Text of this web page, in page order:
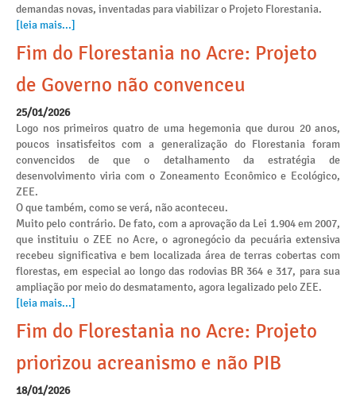
demandas novas, inventadas para viabilizar o Projeto Florestania.
[leia mais...]
Fim do Florestania no Acre: Projeto
de Governo não convenceu
25/01/2026
Logo nos primeiros quatro de uma hegemonia que durou 20 anos,
poucos insatisfeitos com a generalização do Florestania foram
convencidos de que o detalhamento da estratégia de
desenvolvimento viria com o Zoneamento Econômico e Ecológico,
ZEE.
O que também, como se verá, não aconteceu.
Muito pelo contrário. De fato, com a aprovação da Lei 1.904 em 2007,
que instituiu o ZEE no Acre, o agronegócio da pecuária extensiva
recebeu significativa e bem localizada área de terras cobertas com
florestas, em especial ao longo das rodovias BR 364 e 317, para sua
ampliação por meio do desmatamento, agora legalizado pelo ZEE.
[leia mais...]
Fim do Florestania no Acre: Projeto
priorizou acreanismo e não PIB
18/01/2026